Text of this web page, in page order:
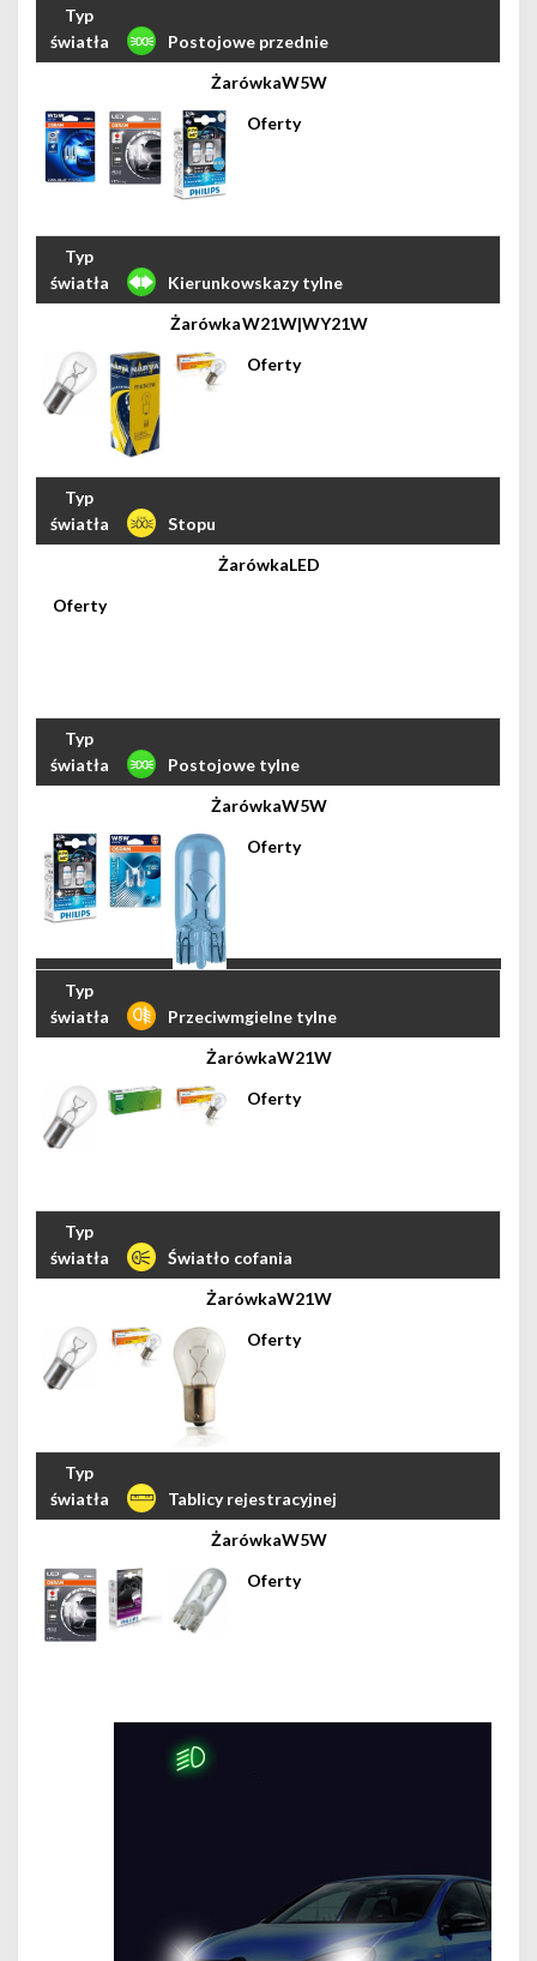
Postojowe przednie
W5W
Kierunkowskazy tylne
W21W|WY21W
Stopu
LED
Postojowe tylne
W5W
Przeciwmgielne tylne
W21W
Światło cofania
W21W
Tablicy rejestracyjnej
W5W